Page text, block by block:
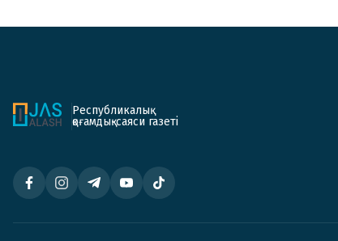
Республикалық
қоғамдық-саяси газеті